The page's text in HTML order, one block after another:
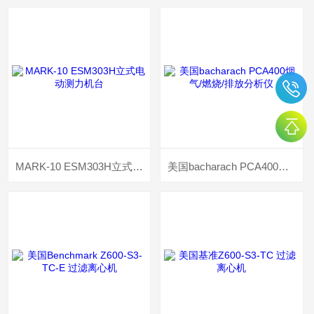
MARK-10 ESM303H立式电动测力机台 美国bacharach PCA400烟气/燃烧/排放分析仪